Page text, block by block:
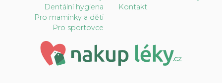
Dentální hygiena
Pro maminky a děti
Pro sportovce
Kontakt